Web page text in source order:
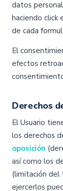
datos
haciendo click
de cada
El
efectos
Derechos
El Usuario
los derechos
oposición
así como los
(limitación del
ejercerlos